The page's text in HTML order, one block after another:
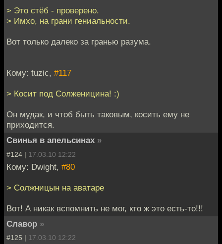
> Это стёб - проверено.
> Имхо, на грани гениальности.
Вот только далеко за гранью разума.
Кому: tuzic, #117
> Косит под Солженицина! :)
Он мудак, и чтоб быть таковым, косить ему не
приходится.
Свинья в апельсинах »
#124 | 17.03.10 12:22
Кому: Dwight, #80
> Солжницын на аватаре
Вот! А никак вспомнить не мог, кто ж это есть-то!!!
Славор »
#125 | 17.03.10 12:22